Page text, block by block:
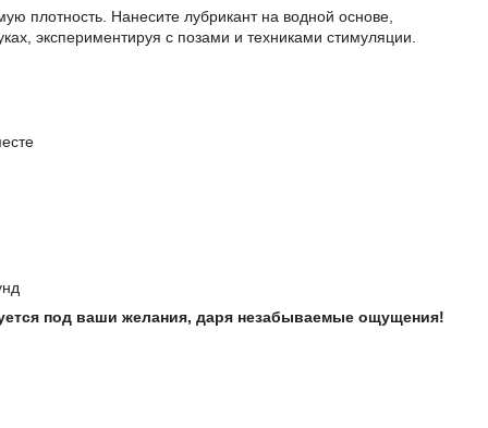
плотность. Нанесите лубрикант на водной основе,
экспериментируя с позами и техниками стимуляции.
под ваши желания, даря незабываемые ощущения!